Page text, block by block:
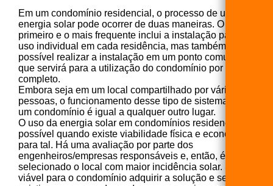
Em um condomínio residencial, o processo de uso da
energia solar pode ocorrer de duas maneiras. O
primeiro e o mais frequente inclui a instalação para
uso individual em cada residência, mas também é
possível realizar a instalação em um ponto comum,
que servirá para a utilização do condomínio por
completo.
Embora seja em um local compartilhado por várias
pessoas, o funcionamento desse tipo de sistema em
um condomínio é igual a qualquer outro lugar.
O uso da energia solar em condomínios residenciais é
possível quando existe viabilidade física e econômica
para tal. Há uma avaliação por parte dos
engenheiros/empresas responsáveis e, então, é
selecionado o local com maior incidência solar. Se for
viável para o condomínio adquirir a solução e se